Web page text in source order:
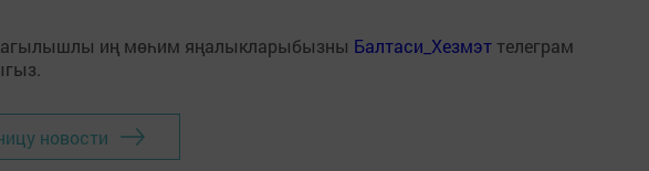
иң мөһим яңалыкларыбызны Балтаси_Хезмэт телеграм
новости